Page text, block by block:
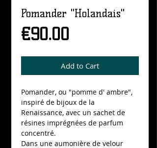
Pomander "Holandais"
€90.00Price
Add to Cart
Pomander, ou "pomme d' ambre",
inspiré de bijoux de la
Renaissance, avec un sachet de
résines imprégnées de parfum
concentré.
Dans une aumonière de velour